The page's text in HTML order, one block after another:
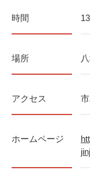
時間
場所
アクセス
ホームページ